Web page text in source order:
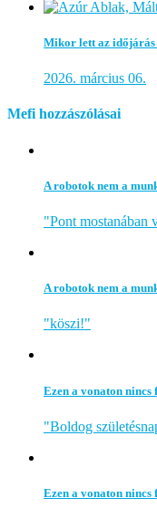
Mikor lett az időjárás
2026. március 06.
Mefi hozzászólásai
A robotok nem a
"Pont mostanában
A robotok nem a
"köszi!"
Ezen a vonaton nincs
"Boldog
Ezen a vonaton nincs